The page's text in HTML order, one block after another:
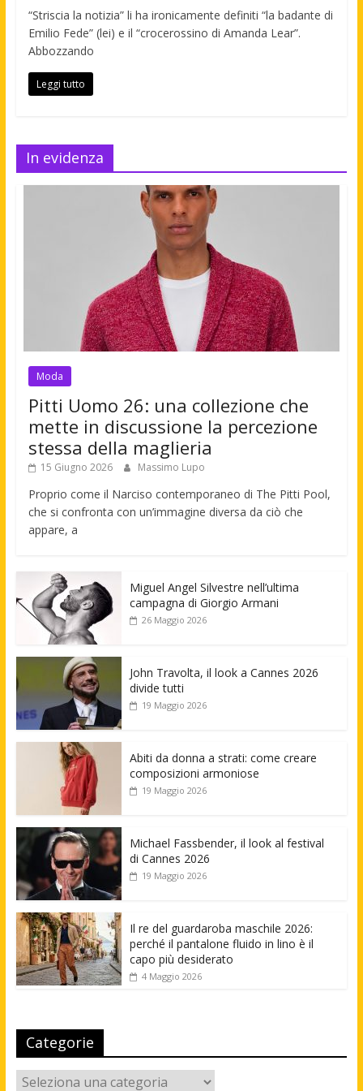
“Striscia la notizia” li ha ironicamente definiti “la badante di
Emilio Fede” (lei) e il “crocerossino di Amanda Lear”.
Abbozzando
Leggi tutto
In evidenza
Moda
Pitti Uomo 26: una collezione che
mette in discussione la percezione
stessa della maglieria
15 Giugno 2026 Massimo Lupo
Proprio come il Narciso contemporaneo di The Pitti Pool,
che si confronta con un’immagine diversa da ciò che
appare, a
Miguel Angel Silvestre nell’ultima
campagna di Giorgio Armani
26 Maggio 2026
John Travolta, il look a Cannes 2026
divide tutti
19 Maggio 2026
Abiti da donna a strati: come creare
composizioni armoniose
19 Maggio 2026
Michael Fassbender, il look al festival
di Cannes 2026
19 Maggio 2026
Il re del guardaroba maschile 2026:
perché il pantalone fluido in lino è il
capo più desiderato
4 Maggio 2026
Categorie
Categorie